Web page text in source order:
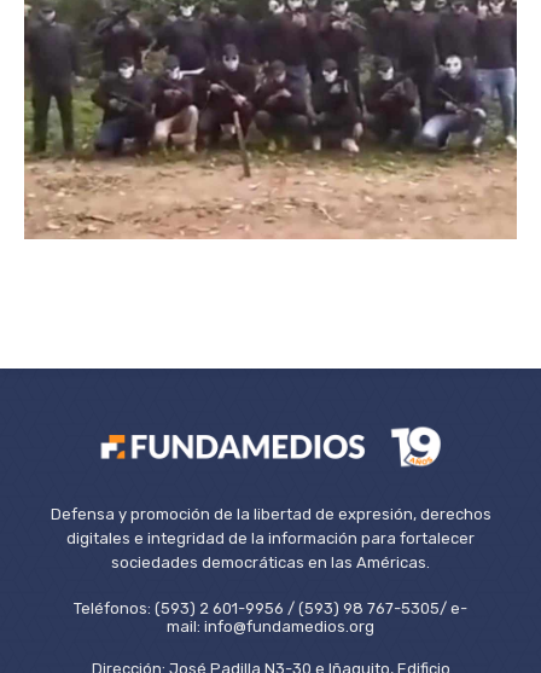
Defensa y promoción de la libertad de expresión, derechos
digitales e integridad de la información para fortalecer
sociedades democráticas en las Américas.
Teléfonos: (593) 2 601-9956 / (593) 98 767-5305/ e-
mail: info@fundamedios.org
Dirección: José Padilla N3-30 e Iñaquito, Edificio